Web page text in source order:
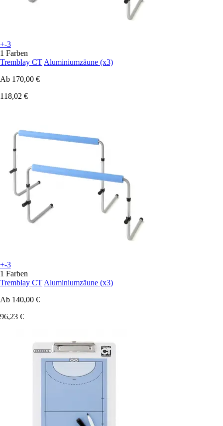
+-3
1 Farben
Tremblay CT Aluminiumzäune (x3)
Ab 170,00 €
118,02 €
+-3
1 Farben
Tremblay CT Aluminiumzäune (x3)
Ab 140,00 €
96,23 €